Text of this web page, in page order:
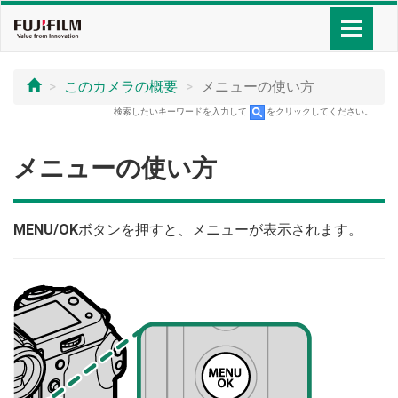
このカメラの概要 メニューの使い方
検索したいキーワードを入力して をクリックしてください。
メニューの使い方
MENU/OKボタンを押すと、メニューが表示されます。